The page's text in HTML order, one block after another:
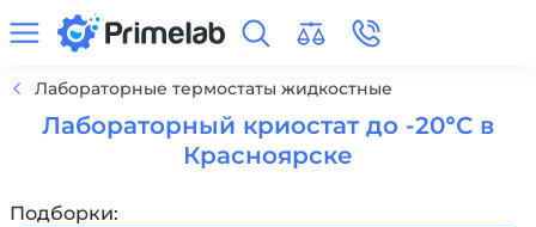
Лабораторные термостаты жидкостные
Лабораторный криостат до -20°С в
Красноярске
Подборки: